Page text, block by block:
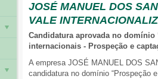
JOSÉ MANUEL DOS
VALE
Candidatura aprovada no domínio
internacionais - Prospeção e
A empresa JOSÉ MANUEL DOS
candidatura no domínio “Prospeção